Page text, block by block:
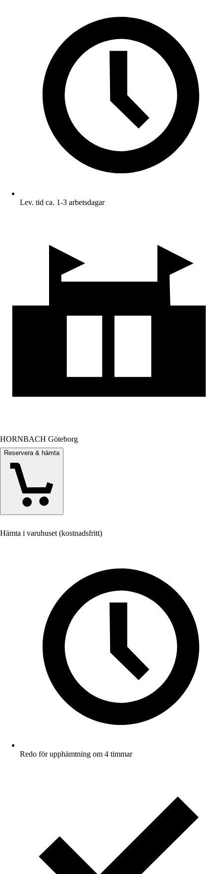
Lev. tid ca. 1-3 arbetsdagar
HORNBACH Göteborg
Reservera & hämta
Hämta i varuhuset (kostnadsfritt)
Redo för upphämtning om 4 timmar